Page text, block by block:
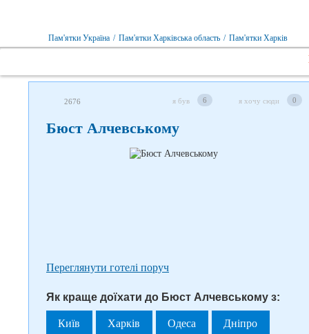
Пам'ятки Україна / Пам'ятки Харківська область / Пам'ятки Харків
2676 я був 6 я хочу сюди 0
Бюст Алчевському
Переглянути готелі поруч
Як краще доїхати до Бюст Алчевському з:
Київ Харків Одеса Дніпро